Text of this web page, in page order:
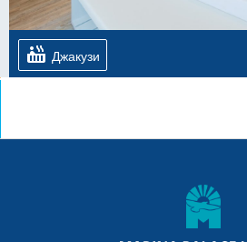
hot_tub Джакузи